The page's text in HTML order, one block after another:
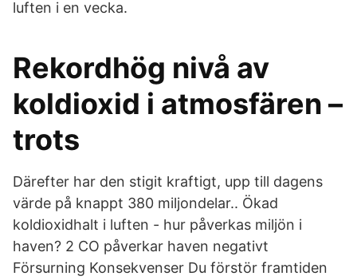
luften i en vecka.
Rekordhög nivå av
koldioxid i atmosfären –
trots
Därefter har den stigit kraftigt, upp till dagens
värde på knappt 380 miljondelar.. Ökad
koldioxidhalt i luften - hur påverkas miljön i
haven? 2 CO påverkar haven negativt
Försurning Konsekvenser Du förstör framtiden